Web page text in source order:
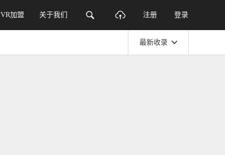
VR加盟 关于我们 注册 登录
最新收录